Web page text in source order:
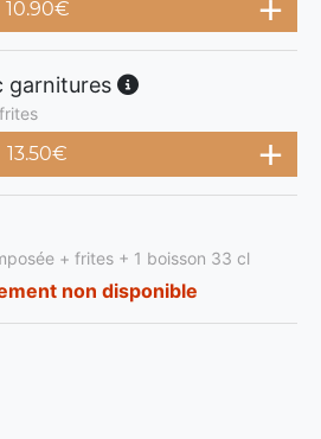
10.90€
garnitures
13.50€
+ frites + 1 boisson 33 cl
non disponible